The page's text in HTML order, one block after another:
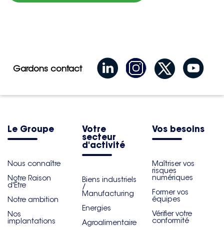
Gardons contact
Le Groupe
Nous connaître
Notre Raison
d'Être
Notre ambition
Nos
implantations
Votre
secteur
d'activité
Biens industriels
/
Manufacturing
Energies
Agroalimentaire
Vos besoins
Maîtriser vos
risques
numériques
Former vos
équipes
Vérifier votre
conformité